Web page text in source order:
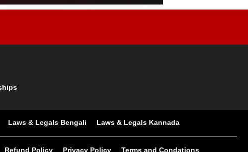
Laws & Legals Bengali Laws & Legals Kannada
Refund Policy Privacy Policy Terms and Condations